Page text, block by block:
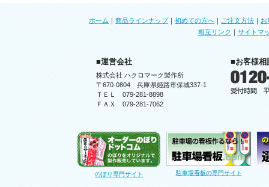
ホーム ｜ 商品ラインナップ｜ 初めての方へ ｜ ご注文方法 ｜ お
相互リンク ｜ サイトマ
■運営会社
株式会社 ハクロマーク製作所
〒670-0804 兵庫県姫路市保城337-1
ＴＥＬ 079-281-8898
ＦＡＸ 079-281-7062
■お客様相
のぼり専門サイト 駐車場看板の専門サイト